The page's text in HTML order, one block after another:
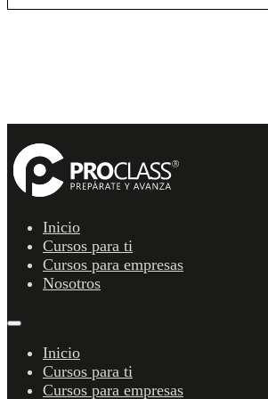
Inicio
Cursos para ti
Cursos para empresas
Nosotros
Inicio
Cursos para ti
Cursos para empresas